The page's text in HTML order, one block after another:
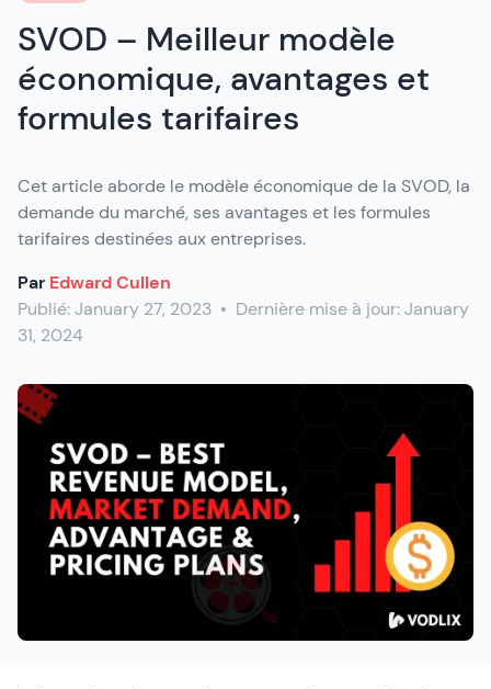
SVOD – Meilleur modèle
économique, avantages et
formules tarifaires
Cet article aborde le modèle économique de la SVOD, la
demande du marché, ses avantages et les formules
tarifaires destinées aux entreprises.
Par Edward Cullen
Publié:January 27, 2023 • Dernière mise à jour:January
31, 2024